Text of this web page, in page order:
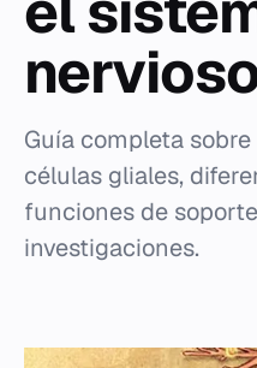
Guía completa
células gliales,
funciones de
investigaciones.